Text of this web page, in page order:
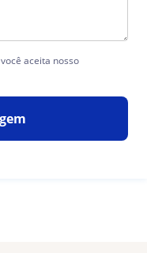
aceita nosso